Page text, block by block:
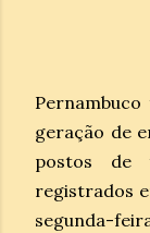
geração de
postos de
registrados
segunda-